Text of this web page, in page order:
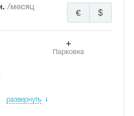
/месяц
$
€
+
Парковка
развернуть